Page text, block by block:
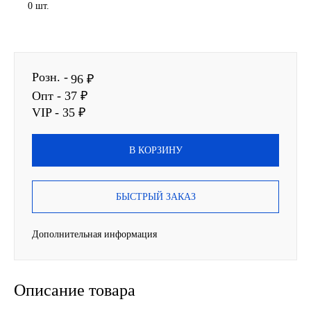
UNIX
Valvoline
ZIC
ГАЗПРОМ
0 шт.
Розн. - 96 ₽
Опт - 37 ₽
VIP - 35 ₽
В КОРЗИНУ
БЫСТРЫЙ ЗАКАЗ
Дополнительная информация
Описание товара